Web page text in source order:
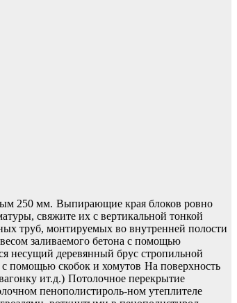
250 мм. Выпирающие края блоков ровно
свяжите их с вертикальной тонкой
труб, монтируемых во внутренней полости
заливаемого бетона с помощью
несущий деревянный брус стропильной
помощью скобок и хомутов На поверхность
ит.д.) Потолочное перекрытие
пенополистироль-ном утеплителе